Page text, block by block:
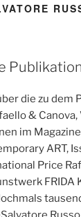
die zu dem
&
im
ART,
Price
FRIDA